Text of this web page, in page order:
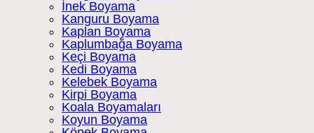
İnek Boyama
Kanguru Boyama
Kaplan Boyama
Kaplumbağa Boyama
Keçi Boyama
Kedi Boyama
Kelebek Boyama
Kirpi Boyama
Koala Boyamaları
Koyun Boyama